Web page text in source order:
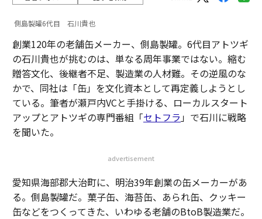
側島製罐6代目 石川貴也
創業120年の老舗缶メーカー、側島製罐。6代目アトツギ
の石川貴也が挑むのは、単なる周年事業ではない。縮む
贈答文化、後継者不足、製造業の人材難。その逆風のな
かで、同社は「缶」を文化資本として再定義しようとし
ている。筆者が瀬戸内VCと手掛ける、ローカルスタート
アップとアトツギの専門番組「セトフラ」で石川に戦略
を聞いた。
advertisement
愛知県海部郡大治町に、明治39年創業の缶メーカーがあ
る。側島製罐だ。菓子缶、海苔缶、あられ缶、クッキー
缶などをつくってきた、いわゆる老舗のBtoB製造業だ。